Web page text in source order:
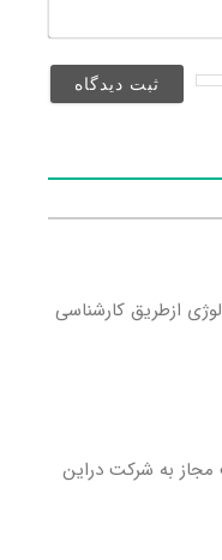
(منتشر
ازطریق کارشناسی
به شرکت دراین